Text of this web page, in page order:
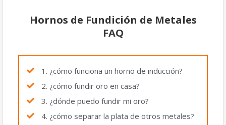
Hornos de Fundición de Metales
FAQ
1. ¿cómo funciona un horno de inducción?
2. ¿cómo fundir oro en casa?
3. ¿dónde puedo fundir mi oro?
4. ¿cómo separar la plata de otros metales?